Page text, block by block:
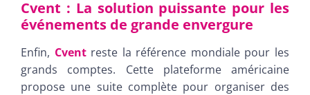
Cvent : La solution puissante pour les
événements de grande envergure
Enfin, Cvent reste la référence mondiale pour les
grands comptes. Cette plateforme américaine
propose une suite complète pour organiser des